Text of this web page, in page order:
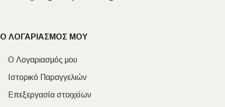
Ο ΛΟΓΑΡΙΑΣΜΟΣ ΜΟΥ
Ο Λογαριασμός μου
Ιστορικό Παραγγελιών
Επεξεργασία στοιχείων